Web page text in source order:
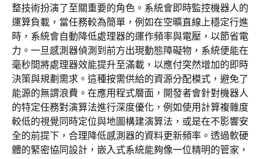
整技術扮演了至關重要的角色。系統會即時監控機器人的
運算負載，當任務較為簡單，例如在空曠直線上穩定行進
時，系統會自動降低處理器的運作頻率與電壓，以節省電
力。一旦感測器偵測到前方出現動態障礙物，系統便能在
毫秒間將處理器效能提升至滿載，以應付突然增加的即時
決策與規劃需求。這種按需供給的資源分配模式，避免了
能源的無謂浪費。在應用程式層面，開發者會針對機器人
的特定任務對演算法進行深度優化，例如使用計算複雜度
較低的視覺同時定位與地圖構建演算法，或是在不影響安
全的前提下，合理降低感測器的資料更新頻率。透過軟硬
體的緊密協同設計，嵌入式系統能夠像一位精明的管家，